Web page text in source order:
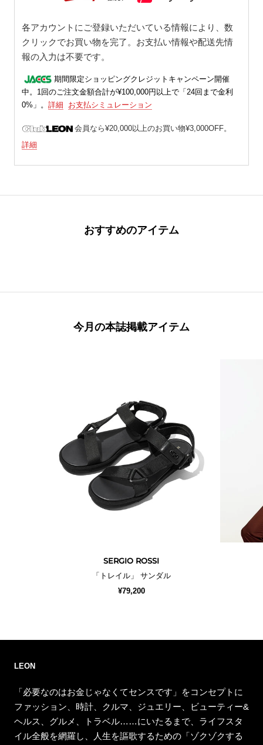
各アカウントにご登録いただいている情報により、数
クリックでお買い物を完了。お支払い情報や配送先情
報の入力は不要です。
期間限定ショッピングクレジットキャンペーン開催
中。1回のご注文金額合計が¥100,000円以上で「24回まで金利
0%」。 詳細 お支払シミュレーション
会員なら¥20,000以上のお買い物¥3,000OFF。
詳細
おすすめのアイテム
今月の本誌掲載アイテム
SERGIO ROSSI
「トレイル」 サンダル
¥79,200
LEON
「必要なのはお金じゃなくてセンスです」をコンセプトに
ファッション、時計、クルマ、ジュエリー、ビューティー&
ヘルス、グルメ、トラベル……にいたるまで、ライフスタ
イル全般を網羅し、人生を謳歌するための「ゾクゾクする